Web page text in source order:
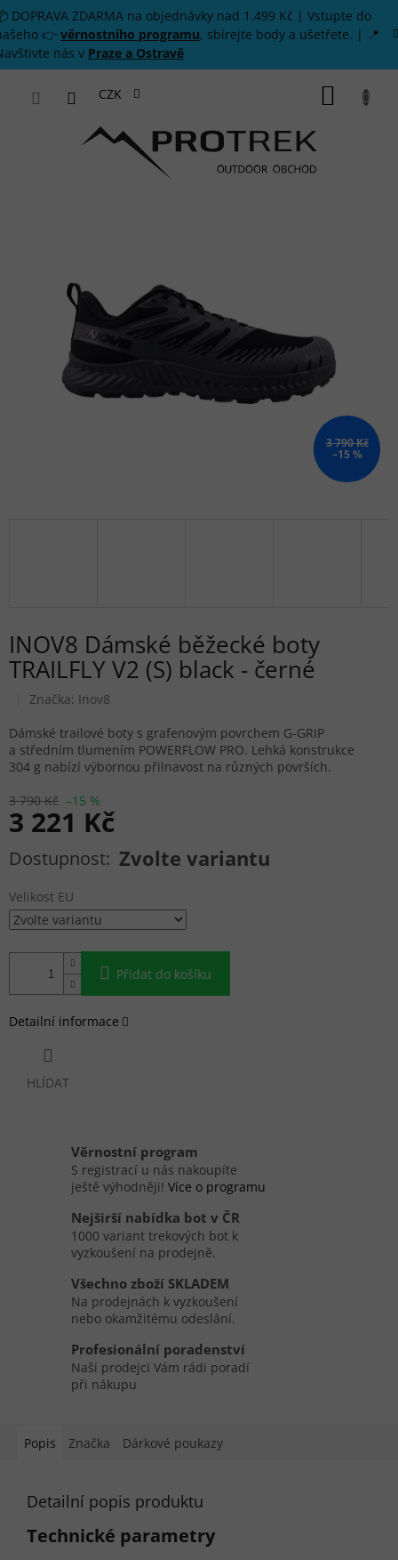
Přejít na obsah
DOPRAVA ZDARMA na objednávky nad 1.499 Kč | Vstupte do
👉 věrnostního programu, sbírejte body a ušetřete. | 📍
nás v Praze a Ostravě
CZK
3 790 Kč
–15 %
INOV8 Dámské běžecké boty
TRAILFLY V2 (S) black - černé
Značka: Inov8
3 790 Kč –15 %
3 221 Kč
Měrná cena: Zvolte variantu
Velikost EU
Přidat do košíku
Dámské trailové boty s grafenovým povrchem G-GRIP
a středním tlumením POWERFLOW PRO. Lehká konstrukce
304 g nabízí výbornou přilnavost na různých površích.
Detailní informace
HLÍDAT
Věrnostní program
S registrací u nás nakoupíte
ještě výhodněji! Více o programu
Nejširší nabídka bot v ČR
1000 variant trekových bot k
vyzkoušení na prodejně.
Všechno zboží SKLADEM
Na prodejnách k vyzkoušení
nebo okamžitému odeslání.
Profesionální poradenství
Naši prodejci Vám rádi poradí
při nákupu
Popis Značka Dárkové poukazy
Detailní popis produktu
Technické parametry